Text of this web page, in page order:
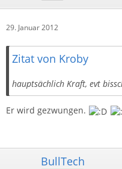
29. Januar 2012
Zitat von Kroby
hauptsächlich Kraft, evt
Er wird gezwungen.
BullTech